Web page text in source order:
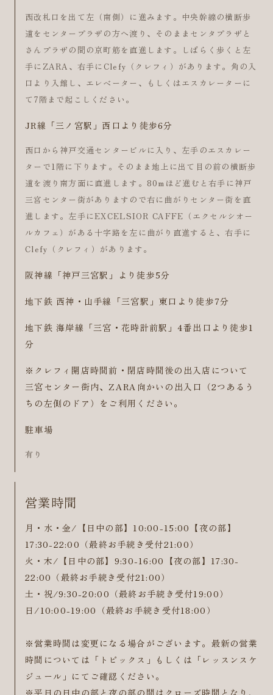
西改札口を出て左（南側）に進みます。中央幹線の横断歩
道をセンタープラザの方へ渡り、そのままセンタプラザと
さんプラザの間の京町筋を直進します。しばらく歩くと左
手にZARA、右手にClefy（クレフィ）があります。角の入
口より入館し、エレベーター、もしくはエスカレーターに
て7階まで起こしください。
JR線「三ノ宮駅」西口より徒歩6分
西口から神戸交通センタービルに入り、左手のエスカレー
ターで1階に下ります。そのまま地上に出て目の前の横断歩
道を渡り南方面に直進します。80mほど進むと右手に神戸
三宮センター街がありますので右に曲がりセンター街を直
進します。左手にEXCELSIOR CAFFE（エクセルシオー
ルカフェ）がある十字路を左に曲がり直進すると、右手に
Clefy（クレフィ）があります。
阪神線「神戸三宮駅」より徒歩5分
地下鉄 西神・山手線「三宮駅」東口より徒歩7分
地下鉄 海岸線「三宮・花時計前駅」4番出口より徒歩1
分
※クレフィ開店時間前・閉店時間後の出入店について
三宮センター街内、ZARA向かいの出入口（2つあるう
ちの左側のドア）をご利用ください。
駐車場
有り
営業時間
月・水・金/【日中の部】10:00-15:00【夜の部】
17:30-22:00（最終お手続き受付21:00）
火・木/【日中の部】9:30-16:00【夜の部】17:30-
22:00（最終お手続き受付21:00）
土・祝/9:30-20:00（最終お手続き受付19:00）
日/10:00-19:00（最終お手続き受付18:00）
※営業時間は変更になる場合がございます。最新の営業
時間については「トピックス」もしくは「レッスンスケ
ジュール」にてご確認ください。
※平日の日中の部と夜の部の間はクローズ時間となり、